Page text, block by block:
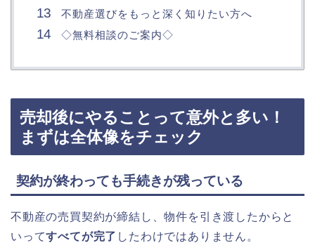
不動産選びをもっと深く知りたい方へ
◇無料相談のご案内◇
売却後にやることって意外と多い！
まずは全体像をチェック
契約が終わっても手続きが残っている
不動産の売買契約が締結し、物件を引き渡したからと
いってすべてが完了 したわけではありません。